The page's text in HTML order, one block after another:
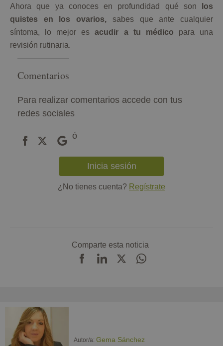
Ahora que ya conoces en profundidad qué son
los
quistes en los ovarios, sabes que ante cualquier
síntoma, lo mejor esacudir a tu médico para una
revisión rutinaria.
Comentarios
Para realizar comentarios accede con tus
redes sociales
ó
Inicia sesión
¿No tienes cuenta? Regístrate
Comparte esta noticia
Autor/a:Gema Sánchez